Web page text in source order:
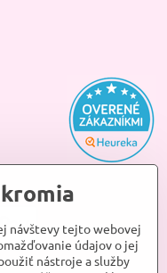
návštevy tejto webovej
údajov o jej
nástroje a služby